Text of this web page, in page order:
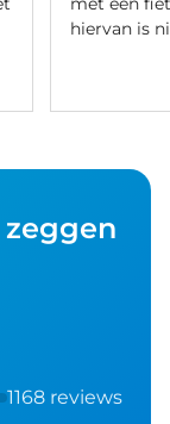
hiervan is
1168 reviews